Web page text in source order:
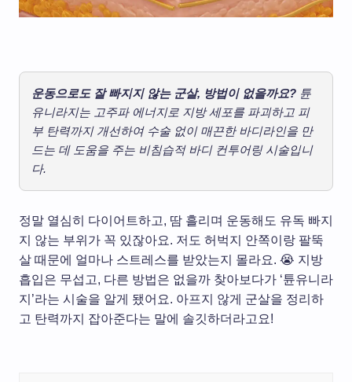
운동으로도 잘 빠지지 않는 군살, 방법이 없을까요? 튠
유니라지는 고주파 에너지로 지방 세포를 파괴하고 피
부 탄력까지 개선하여 수술 없이 매끈한 바디라인을 만
드는 데 도움을 주는 비침습적 바디 컨투어링 시술입니
다.
정말 열심히 다이어트하고, 땀 흘리며 운동해도 유독 빠지
지 않는 부위가 꼭 있잖아요. 저도 허벅지 안쪽이랑 팔뚝
살 때문에 얼마나 스트레스를 받았는지 몰라요. 😭 지방
흡입은 무섭고, 다른 방법은 없을까 찾아보다가 ‘튠유니라
지’라는 시술을 알게 됐어요. 아프지 않게 군살을 정리하
고 탄력까지 잡아준다는 말에 솔깃하더라고요!